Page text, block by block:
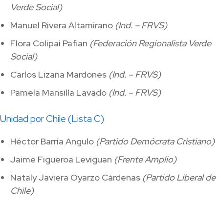
Verde Social)
Manuel Rivera Altamirano (Ind. – FRVS)
Flora Colipai Pafian (Federación Regionalista Verde
Social)
Carlos Lizana Mardones (Ind. – FRVS)
Pamela Mansilla Lavado (Ind. – FRVS)
Unidad por Chile (Lista C)
Héctor Barría Angulo (Partido Demócrata Cristiano)
Jaime Figueroa Leviguan (Frente Amplio)
Nataly Javiera Oyarzo Cárdenas (Partido Liberal de
Chile)